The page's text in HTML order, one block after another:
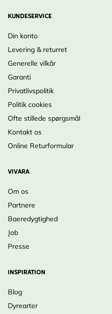
KUNDESERVICE
Din konto
Levering & returret
Generelle vilkår
Garanti
Privatlivspolitik
Politik cookies
Ofte stillede spørgsmål
Kontakt os
Online Returformular
VIVARA
Om os
Partnere
Baeredygtighed
Job
Presse
INSPIRATION
Blog
Dyrearter